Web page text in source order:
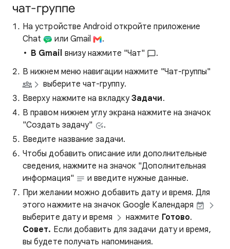
чат-группе
На устройстве Android откройте приложение
Chat
или Gmail
.
В Gmail внизу нажмите "Чат"
.
В нижнем меню навигации нажмите "Чат-группы"
выберите чат-группу.
Вверху нажмите на вкладкуЗадачи.
В правом нижнем углу экрана нажмите на значок
"Создать задачу"
.
Введите название задачи.
Чтобы добавить описание или дополнительные
сведения, нажмите на значок "Дополнительная
информация"
и введите нужные данные.
При желании можно добавить дату и время. Для
этого нажмите на значок Google Календаря
выберите дату и время
нажмите Готово.
Совет. Если добавить для задачи дату и время,
вы будете получать напоминания.